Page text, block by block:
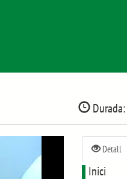
Durada:
Detall
Inici